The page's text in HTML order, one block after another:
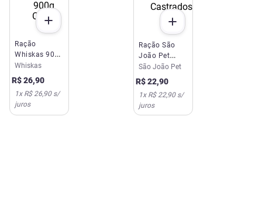
Ração
Whiskas 900g
Carne
Whiskas
R$26,90
1x R$ 26,90s/
juros
Ração São
João Pet
Gatos
Castrados
1kg
São João Pet
R$22,90
1x R$ 22,90s/
juros